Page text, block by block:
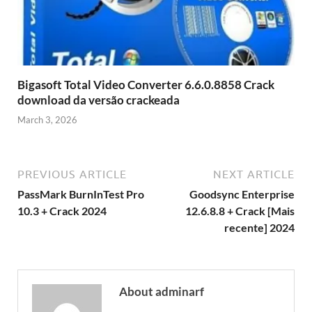
Bigasoft Total Video Converter 6.6.0.8858 Crack
download da versão crackeada
March 3, 2026
PREVIOUS ARTICLE
PassMark BurnInTest Pro
10.3 + Crack 2024
NEXT ARTICLE
Goodsync Enterprise
12.6.8.8 + Crack [Mais
recente] 2024
About adminarf